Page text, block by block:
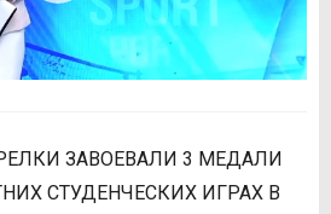
ЗАВОЕВАЛИ 3 МЕДАЛИ
СТУДЕНЧЕСКИХ ИГРАХ В